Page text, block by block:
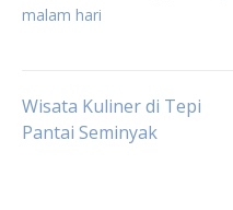
malam hari
Post
Wisata Kuliner di Tepi
Pantai Seminyak